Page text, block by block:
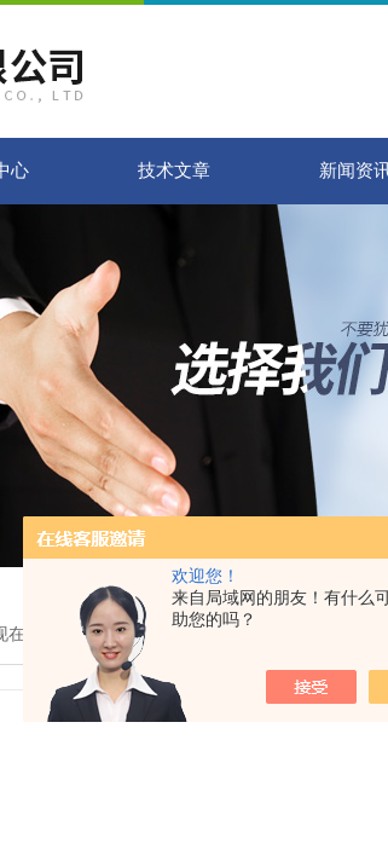
欢迎您！
来自局域网的朋友！有什么
助您的吗？
心 技术文章 新闻资
在的位置：首页> 产品展示 > > >